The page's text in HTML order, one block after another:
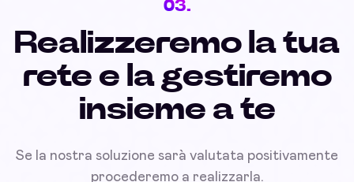
03.
Realizzeremo la tua
rete e la gestiremo
insieme a te
Se la nostra soluzione sarà valutata positivamente
procederemo a realizzarla.